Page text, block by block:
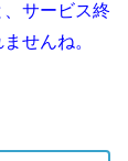
サービス終
せんね。